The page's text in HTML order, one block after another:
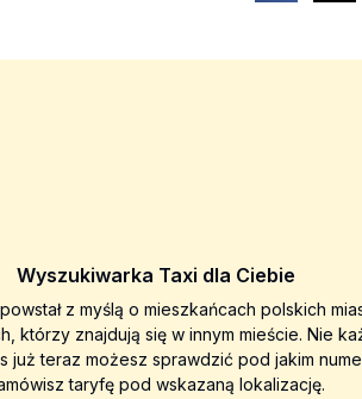
Wyszukiwarka Taxi dla Ciebie
z myślą o mieszkańcach polskich
którzy znajdują się w innym mieście. Nie
już teraz możesz sprawdzić pod jakim
taryfę pod wskazaną lokalizację.